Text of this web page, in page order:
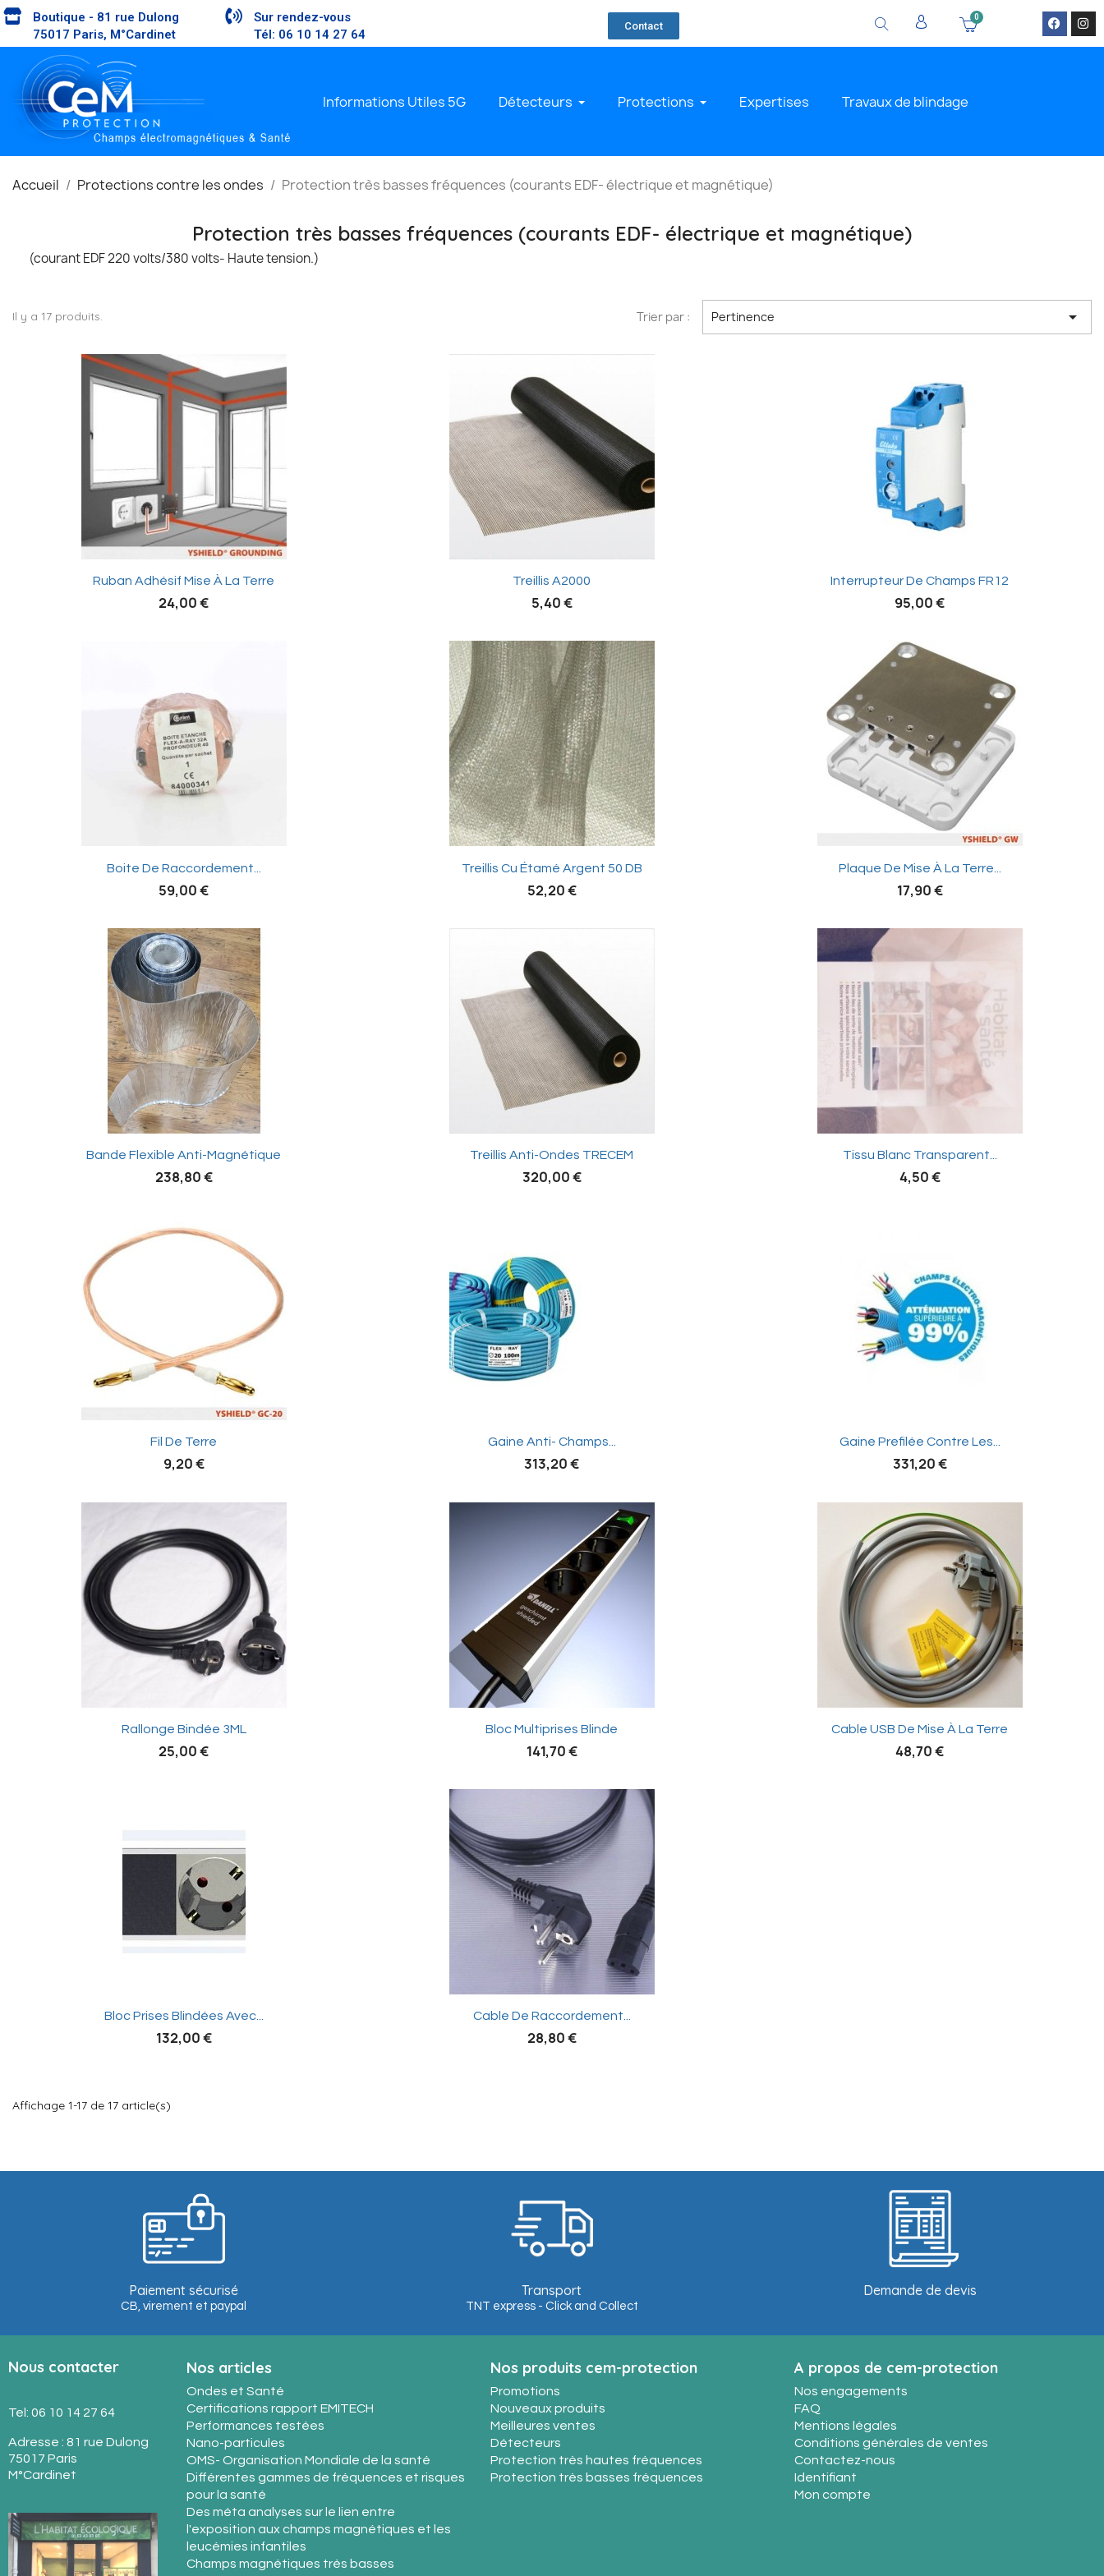
Boutique - 81 rue Dulong
75017 Paris, M°Cardinet
Sur rendez-vous
Tél: 06 10 14 27 64
Contact
Informations Utiles 5G Détecteurs Protections Expertises Travaux de blindage
Accueil Protections contre les ondes Protection très basses fréquences (courants EDF- électrique et magnétique)
Protection très basses fréquences (courants EDF- électrique et magnétique)
(courant EDF 220 volts/380 volts- Haute tension.)
Il y a 17 produits. Trier par : Pertinence 

Ruban Adhésif Mise À La Terre
24,00 €

Treillis A2000
5,40 €

Interrupteur De Champs FR12
95,00 €

Boite De Raccordement...
59,00 €

Treillis Cu Étamé Argent 50 DB
52,20 €

Plaque De Mise À La Terre...
17,90 €

Bande Flexible Anti-Magnétique
238,80 €

Treillis Anti-Ondes TRECEM
320,00 €

Tissu Blanc Transparent...
4,50 €

Fil De Terre
9,20 €

Gaine Anti- Champs...
313,20 €

Gaine Prefilée Contre Les...
331,20 €

Rallonge Bindée 3ML
25,00 €

Bloc Multiprises Blinde
141,70 €

Cable USB De Mise À La Terre
48,70 €

Bloc Prises Blindées Avec...
132,00 €

Cable De Raccordement...
28,80 €
Affichage 1-17 de 17 article(s)
Paiement sécurisé
CB, virement et paypal
Transport
TNT express - Click and Collect
Demande de devis
Nous contacter
Tel: 06 10 14 27 64
Adresse : 81 rue Dulong
75017 Paris
M°Cardinet
Nos articles
Ondes et Santé
Certifications rapport EMITECH
Performances testées
Nano-particules
OMS- Organisation Mondiale de la santé
Différentes gammes de fréquences et risques
pour la santé
Des méta analyses sur le lien entre
l'exposition aux champs magnétiques et les
leucémies infantiles
Champs magnétiques très basses
Nos produits cem-protection
Promotions
Nouveaux produits
Meilleures ventes
Détecteurs
Protection très hautes fréquences
Protection très basses fréquences
A propos de cem-protection
Nos engagements
FAQ
Mentions légales
Conditions générales de ventes
Contactez-nous
Identifiant
Mon compte